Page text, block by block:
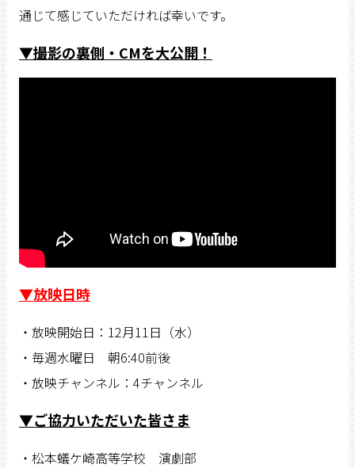
通じて感じていただければ幸いです。
▼撮影の裏側・CMを大公開！
▼放映日時
・放映開始日：12月11日（水）
・毎週水曜日 朝6:40前後
・放映チャンネル：4チャンネル
▼ご協力いただいた皆さま
・松本蟻ケ崎高等学校 演劇部